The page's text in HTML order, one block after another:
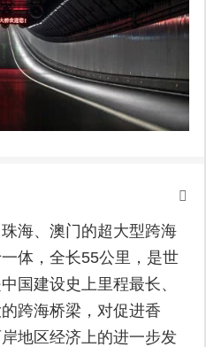
海、澳门的超大型跨海
体，全长55公里，是世
国建设史上里程最长、
跨海桥梁，对促进香
地区经济上的进一步发